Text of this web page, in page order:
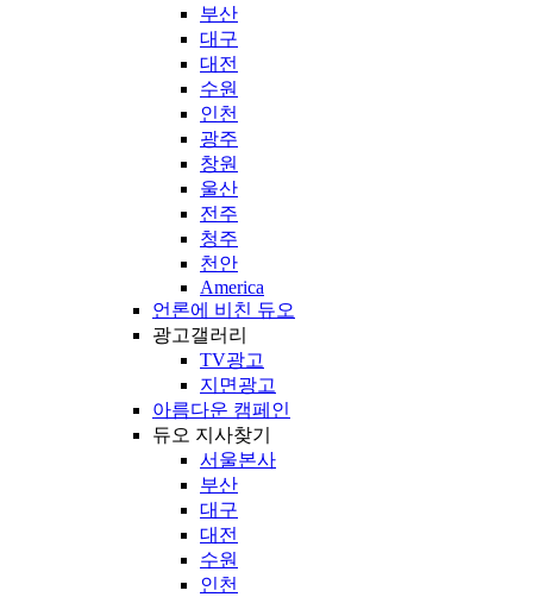
부산
대구
대전
수원
인천
광주
창원
울산
전주
청주
천안
America
언론에 비친 듀오
광고갤러리
TV광고
지면광고
아름다운 캠페인
듀오 지사찾기
서울본사
부산
대구
대전
수원
인천